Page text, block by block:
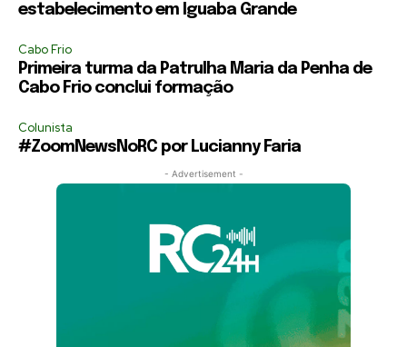
estabelecimento em Iguaba Grande
Cabo Frio
Primeira turma da Patrulha Maria da Penha de
Cabo Frio conclui formação
Colunista
#ZoomNewsNoRC por Lucianny Faria
- Advertisement -